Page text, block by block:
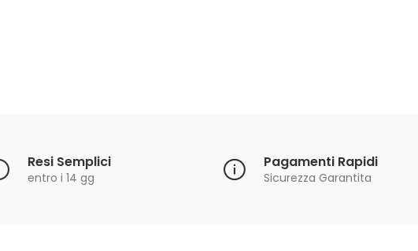
Resi Semplici
entro i 14 gg
Pagamenti Rapidi
Sicurezza Garantita